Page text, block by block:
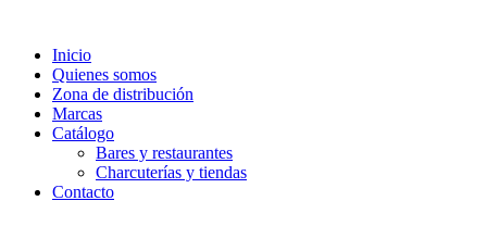
contenido
Inicio
Quienes somos
Zona de distribución
Marcas
Catálogo
Bares y restaurantes
Charcuterías y tiendas
Contacto